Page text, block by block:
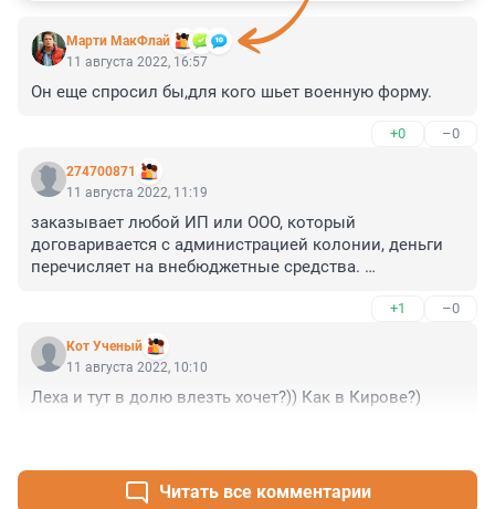
Марти МакФлай
11 августа 2022, 16:57
Он еще спросил бы,для кого шьет военную форму.
+0 –0
274700871
11 августа 2022, 11:19
заказывает любой ИП или ООО, который
договаривается с администрацией колонии, деньги
перечисляет на внебюджетные средства.
сигареты и кофе. А суммы проходят высокие и
расстаскиваются они среди руководства колонии и
территориального фсин
+1 –0
Кот Ученый
11 августа 2022, 10:10
Леха и тут в долю влезть хочет?)) Как в Кирове?)
Читать все комментарии